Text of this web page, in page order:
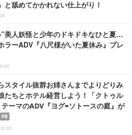
と舐めてかかれない仕上がり！
美人妖怪と少年のドキドキなひと夏…
ラーADV『八尺様がいた夏休み』プレ
スタイル抜群お姉さんまでよりどりみ
たちとホテル経営しよう！「クトゥル
ーマのADV『ヨグ=ソトースの庭』が
PR